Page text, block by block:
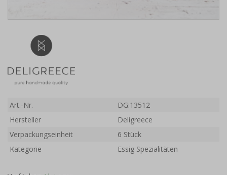
Art.-Nr.
DG:13512
Hersteller
Deligreece
Verpackungseinheit
6 Stück
Kategorie
Essig Spezialitäten